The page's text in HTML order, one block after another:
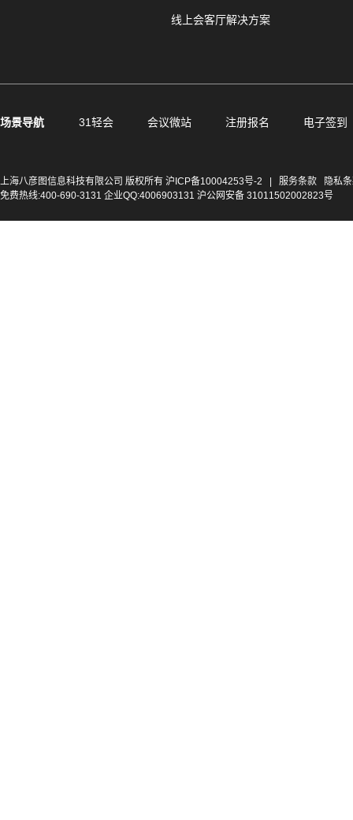
线上会客厅解决方案
场景导航 31轻会 会议微站 注册报名 电子签到
上海八彦图信息科技有限公司 版权所有 沪ICP备10004253号-2 服务条款
隐私
免费热线:400-690-3131 企业QQ:4006903131 沪公网安备 31011502002823号